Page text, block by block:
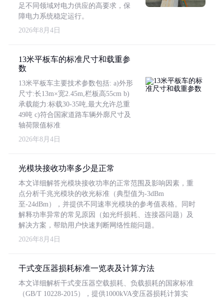
足不同领域对电力供应的高要求，保
障电力系统稳定运行。
2026年8月4日
13米平板车的标准尺寸和载重参
数
13米平板车主要技术参数包括: a)外形
尺寸:长13m×宽2.45m,栏板高55cm b)
承载能力:标载30-35吨,最大允许总重
49吨 c)符合国家道路车辆外廓尺寸及
轴荷限值标准
2026年8月4日
光模块接收功率多少是正常
本文详细解答光模块接收功率的正常范围及影响因素，重
点分析千兆光模块的收光标准（典型值为-3dBm
至-24dBm），并提供不同速率光模块的参考值表格。同时
解释功率异常的常见原因（如光纤损耗、连接器问题）及
解决方案，帮助用户快速判断网络性能问题。
2026年8月4日
干式变压器损耗标准一览表及计算方法
本文详细解析干式变压器空载损耗、负载损耗的国家标准
（GB/T 10228-2015），提供1000kVA变压器损耗计算实